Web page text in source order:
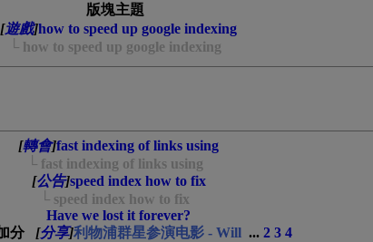
版塊主題
[遊戲]how to speed up google indexing
└ how to speed up google indexing
[轉會]fast indexing of links using
└ fast indexing of links using
[公告]speed index how to fix
└ speed index how to fix
Have we lost it forever?
[分享]利物浦群星参演电影 - Will ... 2 3 4